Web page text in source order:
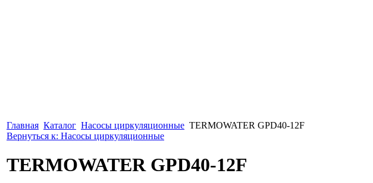
Главная Каталог Насосы циркуляционные TERMOWATER GPD40-12F
Вернуться к: Насосы циркуляционные
TERMOWATER GPD40-12F